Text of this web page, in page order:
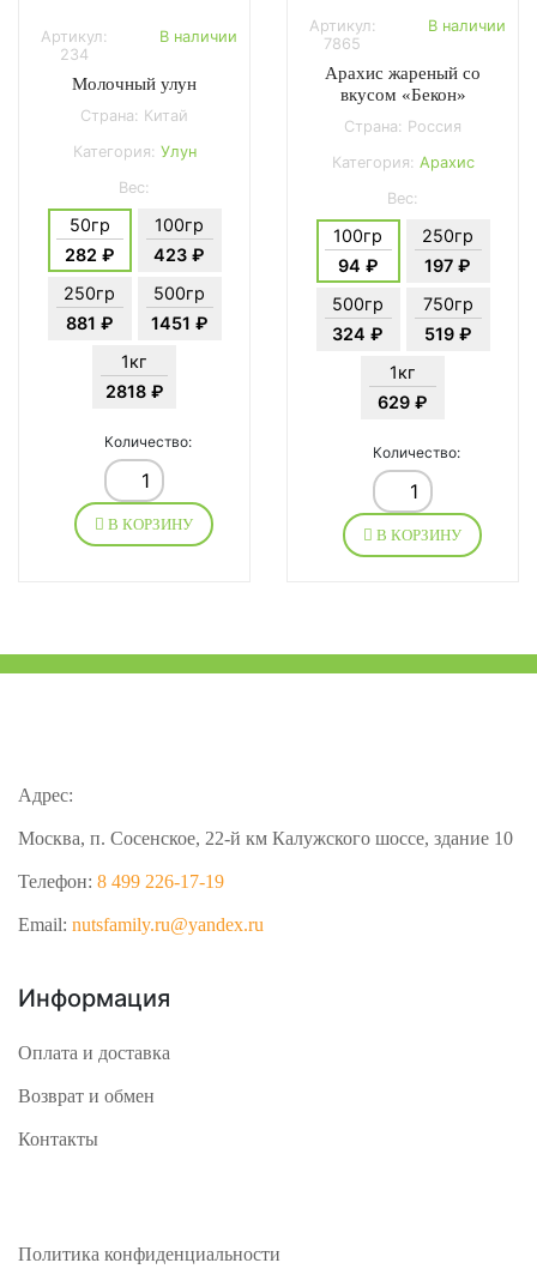
Артикул:
234
В наличии
Молочный улун
Страна: Китай
Категория: Улун
Вес:
50гр
282 ₽
100гр
423 ₽
250гр
881 ₽
500гр
1451 ₽
1кг
2818 ₽
Количество:
В КОРЗИНУ
Артикул:
7865
В наличии
Арахис жареный со
вкусом «Бекон»
Страна: Россия
Категория: Арахис
Вес:
100гр
94 ₽
250гр
197 ₽
500гр
324 ₽
750гр
519 ₽
1кг
629 ₽
Количество:
В КОРЗИНУ
Адрес:
Москва, п. Сосенское, 22-й км Калужского шоссе, здание 10
Телефон: 8 499 226-17-19
Email: nutsfamily.ru@yandex.ru
Информация
Оплата и доставка
Возврат и обмен
Контакты
Политика конфиденциальности